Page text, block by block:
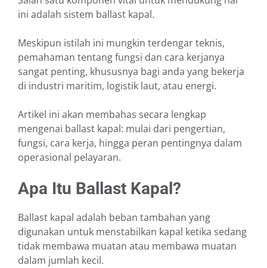
ini adalah sistem ballast kapal.
Meskipun istilah ini mungkin terdengar teknis,
pemahaman tentang fungsi dan cara kerjanya
sangat penting, khususnya bagi anda yang bekerja
di industri maritim, logistik laut, atau energi.
Artikel ini akan membahas secara lengkap
mengenai ballast kapal: mulai dari pengertian,
fungsi, cara kerja, hingga peran pentingnya dalam
operasional pelayaran.
Apa Itu Ballast Kapal?
Ballast kapal adalah beban tambahan yang
digunakan untuk menstabilkan kapal ketika sedang
tidak membawa muatan atau membawa muatan
dalam jumlah kecil.